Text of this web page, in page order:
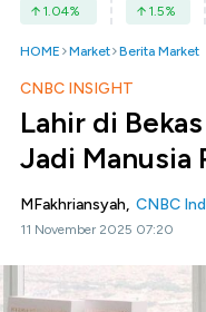
1.04% 1.5%
HOME Market Berita Market
CNBC INSIGHT
Lahir di
Jadi Manusia
MFakhriansyah, CNBC
11 November 2025 07:20